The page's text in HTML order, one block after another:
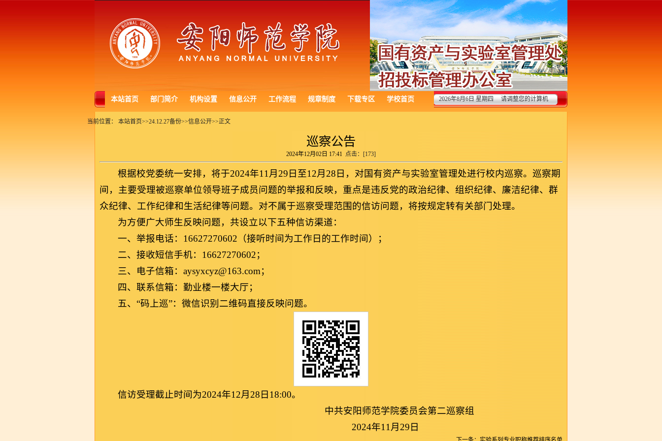
本站首页 部门简介 机构设置 信息公开 工作流程 规章制度 下载专区 学校首页 2026年8月6日 星期四 请调整您的计算机
当前位置： 本站首页>>24.12.27备份>>信息公开>>正文
巡察公告
2024年12月02日 17:41 点击：[173]
根据校党委统一安排，将于2024年11月29日至12月28日，对国有资产与实验室管理处进行校内巡察。巡察期
间，主要受理被巡察单位领导班子成员问题的举报和反映，重点是违反党的政治纪律、组织纪律、廉洁纪律、群
众纪律、工作纪律和生活纪律等问题。对不属于巡察受理范围的信访问题，将按规定转有关部门处理。
为方便广大师生反映问题，共设立以下五种信访渠道：
一、举报电话：16627270602（接听时间为工作日的工作时间）；
二、接收短信手机：16627270602；
三、电子信箱：aysyxcyz@163.com；
四、联系信箱：勤业楼一楼大厅；
五、“码上巡”：微信识别二维码直接反映问题。
信访受理截止时间为2024年12月28日18:00。
中共安阳师范学院委员会第二巡察组
2024年11月29日